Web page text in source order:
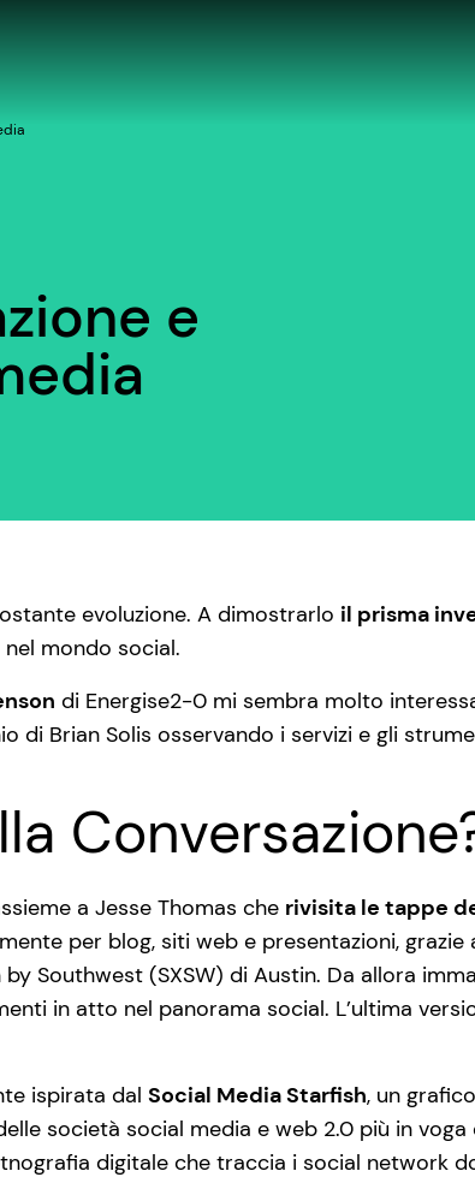
e
evoluzione. A dimostrarlo il prisma
mondo social.
di Energise2-0 mi sembra molto
di Brian Solis osservando i servizi e gli
a Jesse Thomas che rivisita le tappe
per blog, siti web e presentazioni,
Southwest (SXSW) di Austin. Da allora
in atto nel panorama social. L’ultima
ispirata dal Social Media Starfish, un
società social media e web 2.0 più in
digitale che traccia i social network